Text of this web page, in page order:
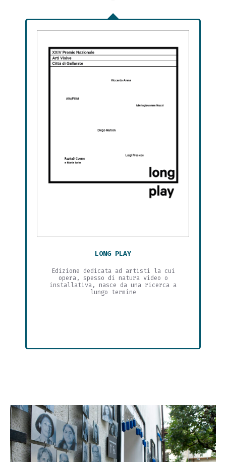
LONG PLAY
Edizione dedicata ad artisti la cui
opera, spesso di natura video o
installativa, nasce da una ricerca a
lungo termine